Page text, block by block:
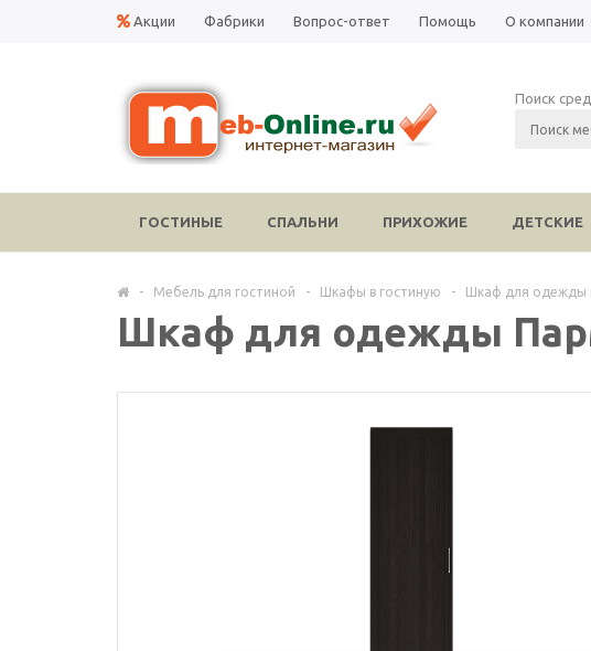
Акции Фабрики Вопрос-ответ Помощь О компании
Поиск
ГОСТИНЫЕ СПАЛЬНИ ПРИХОЖИЕ ДЕТСКИЕ
- Мебель для гостиной - Шкафы в гостиную - Шкаф для одежды
Шкаф для одежды